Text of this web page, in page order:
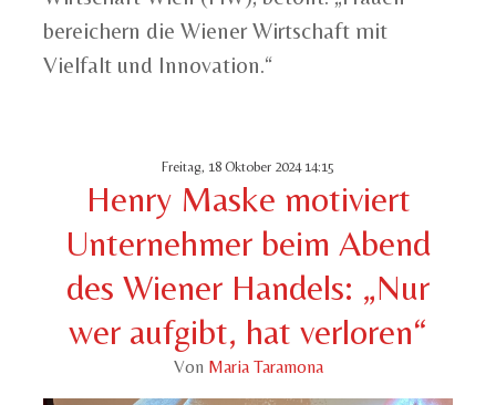
bereichern die Wiener Wirtschaft mit
Vielfalt und Innovation.“
Freitag, 18 Oktober 2024 14:15
Henry Maske motiviert
Unternehmer beim Abend
des Wiener Handels: „Nur
wer aufgibt, hat verloren“
Von Maria Taramona